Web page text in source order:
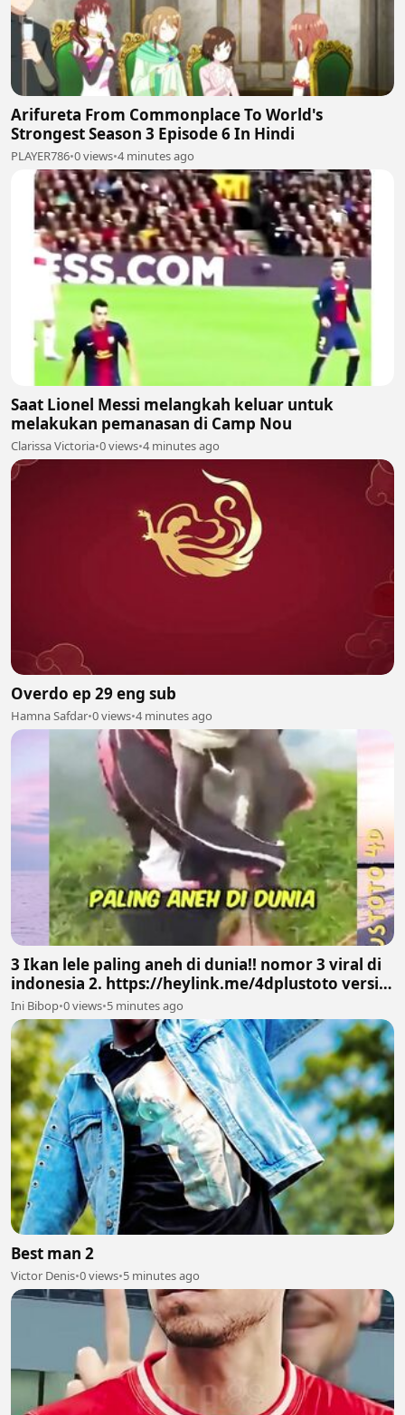
Arifureta From Commonplace To World's
Strongest Season 3 Episode 6 In Hindi
PLAYER786•0 views•4 minutes ago
Saat Lionel Messi melangkah keluar untuk
melakukan pemanasan di Camp Nou
Clarissa Victoria•0 views•4 minutes ago
Overdo ep 29 eng sub
Hamna Safdar•0 views•4 minutes ago
3 Ikan lele paling aneh di dunia!! nomor 3 viral di
indonesia 2. https://heylink.me/4dplustoto versi
PLUSTOTO4D
Ini Bibop•0 views•5 minutes ago
Best man 2
Victor Denis•0 views•5 minutes ago